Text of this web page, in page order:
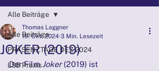
Alle Beiträge
PRÄSENZTAGE DEZ 2024
LSB Praxis
Alle Beiträge
JOKER (2019)
Thomas Laggner
19. Okt. 2024 3 Min. Lesezeit
Der Film Joker (2019) ist